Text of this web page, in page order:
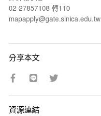
02-27857108 轉110
mapapply@gate.sinica.edu.tw
分享本文
資源連結